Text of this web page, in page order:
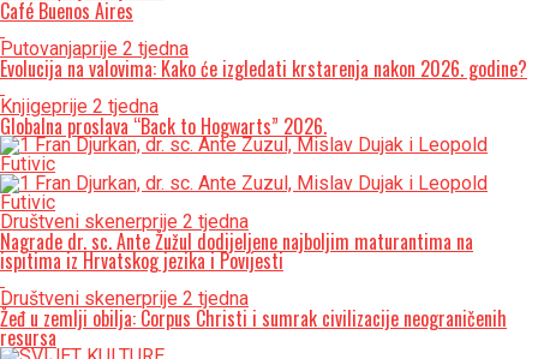
Café Buenos Aires
Putovanjaprije 2 tjedna
Evolucija na valovima: Kako će izgledati krstarenja nakon 2026. godine?
Knjigeprije 2 tjedna
Globalna proslava “Back to Hogwarts” 2026.
Društveni skenerprije 2 tjedna
Nagrade dr. sc. Ante Žužul dodijeljene najboljim maturantima na
ispitima iz Hrvatskog jezika i Povijesti
Društveni skenerprije 2 tjedna
Žeđ u zemlji obilja: Corpus Christi i sumrak civilizacije neograničenih
resursa